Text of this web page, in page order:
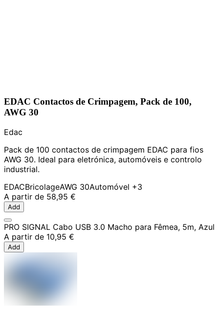
EDAC Contactos de Crimpagem, Pack de 100,
AWG 30
Edac
Pack de 100 contactos de crimpagem EDAC para fios
AWG 30. Ideal para eletrónica, automóveis e controlo
industrial.
EDACBricolageAWG 30Automóvel +3
A partir de 58,95 €
Add
PRO SIGNAL Cabo USB 3.0 Macho para Fêmea, 5m, Azul
A partir de 10,95 €
Add